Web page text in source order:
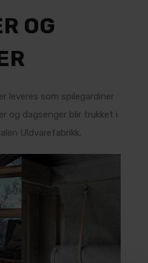
OG
leveres som spilegardiner
og dagsenger blir trukket i
Uldvarefabrikk.